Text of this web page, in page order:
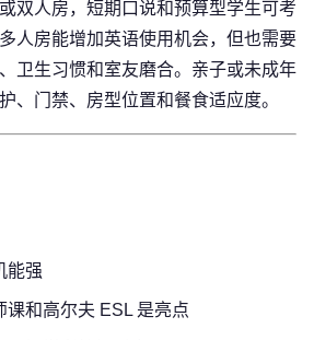
双人房，短期口说和预算型学生可考
人房能增加英语使用机会，但也需要
卫生习惯和室友磨合。亲子或未成年
、门禁、房型位置和餐食适应度。
能强
课和高尔夫 ESL 是亮点